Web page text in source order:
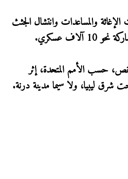
والمساعدات وانتشال الجثث
عسكري.
43 ألف شخص، حسب الأمم المتحدة، إثر
شرق ليبيا، ولا سيما مدينة درنة.